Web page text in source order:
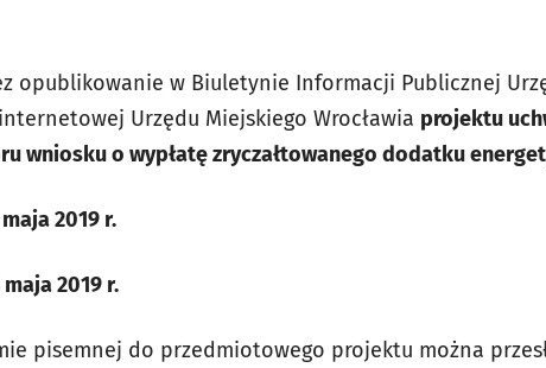
opublikowanie w Biuletynie Informacji Publicznej
Urzędu Miejskiego Wrocławia projektu
wniosku o wypłatę zryczałtowanego dodatku
2019 r.
2019 r.
pisemnej do przedmiotowego projektu można